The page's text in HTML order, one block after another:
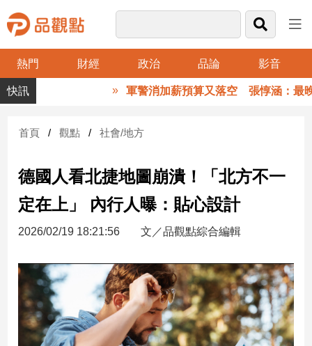
熱門 財經 政治 品論 影音
品
觀
財
台
灣
財
新
產
經/
股
市
房
軍警消加薪預算又落空 張惇涵：最晚10
首頁 觀點 社會/地方
德國人看北捷地圖崩潰！「北方不一
定在上」 內行人曝：貼心設計
2026/02/19 18:21:56 文／品觀點綜合編輯